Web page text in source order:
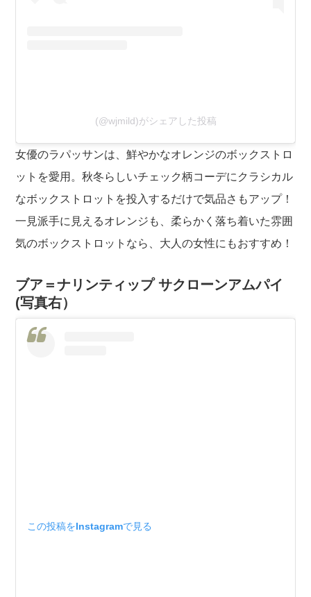
(@wjmild)がシェアした投稿
女優のラパッサンは、鮮やかなオレンジのボックストロ
ットを愛用。秋冬らしいチェック柄コーデにクラシカル
なボックストロットを投入するだけで気品さもアップ！
一見派手に見えるオレンジも、柔らかく落ち着いた雰囲
気のボックストロットなら、大人の女性にもおすすめ！
ブア＝ナリンティップ サクローンアムパイ
(写真右）
この投稿をInstagramで見る